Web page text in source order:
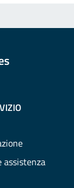
assistenza